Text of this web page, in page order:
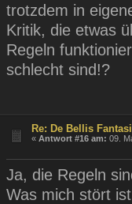
trotzdem in
Kritik, die etwas
Regeln
schlecht sind!?
Re: De Bellis
«Antwort #16 am: 09.
Ja, die Regeln
Was mich stört